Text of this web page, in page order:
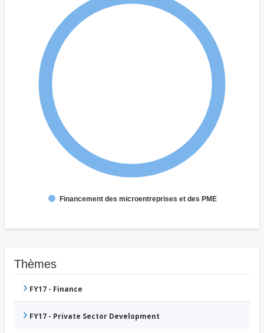
Financement des microentreprises et des PME
Thèmes
FY17 - Finance
FY17 - Private Sector Development